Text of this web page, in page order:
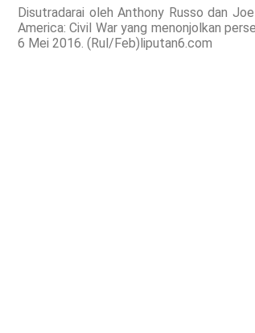
Disutradarai oleh Anthony Russo dan
America: Civil War yang menonjolkan
6 Mei 2016. (Rul/Feb)liputan6.com